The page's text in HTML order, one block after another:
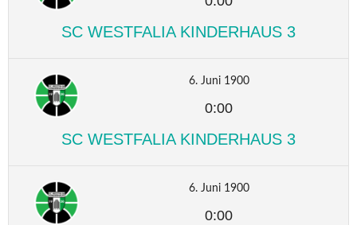
SC WESTFALIA KINDERHAUS 3
6. Juni 1900
0:00
SC WESTFALIA KINDERHAUS 3
6. Juni 1900
0:00